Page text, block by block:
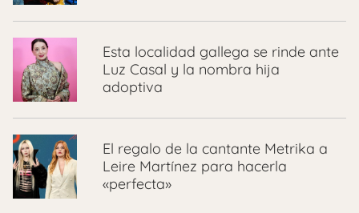
Esta localidad gallega se rinde ante
Luz Casal y la nombra hija
adoptiva
El regalo de la cantante Metrika a
Leire Martínez para hacerla
«perfecta»